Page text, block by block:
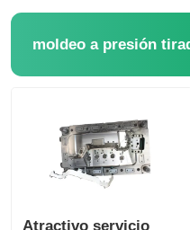
Moldeo a presión de
moldeo a presión
Atractivo servicio